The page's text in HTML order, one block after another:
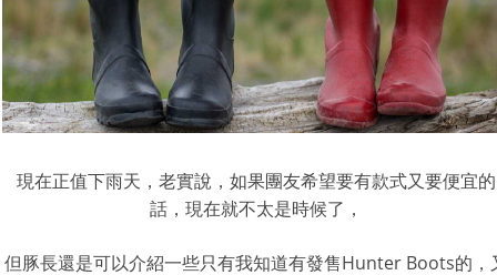
現在正值下雨天，老實說，如果團友希望要有款式又要便宜的
話，現在就不太是時候了，
但豚長還是可以介紹一些只有我知道有發售Hunter Boots的，